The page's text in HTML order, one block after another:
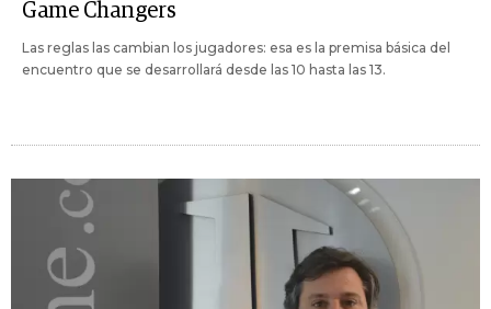
Game Changers
Las reglas las cambian los jugadores: esa es la premisa básica del
encuentro que se desarrollará desde las 10 hasta las 13.